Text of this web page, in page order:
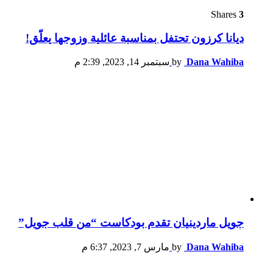
3
ديانا كرزون تحتفل بمناسبة عائلية وزوجها يعلّق!
by Dana Wahiba سبتمبر 14, 2023, 2:39 م
جويل ماردينيان تقدم بودكاست “من قلب جويل”
by Dana Wahiba مارس 7, 2023, 6:37 م